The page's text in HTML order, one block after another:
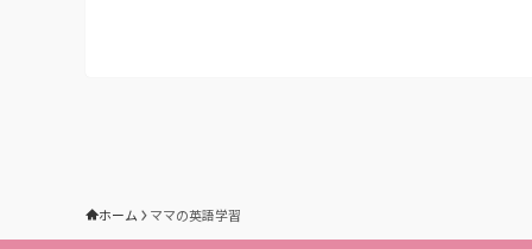
ホーム ママの英語学習